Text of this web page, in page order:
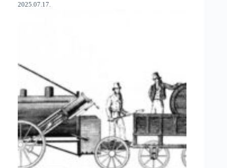
2025.07.17.